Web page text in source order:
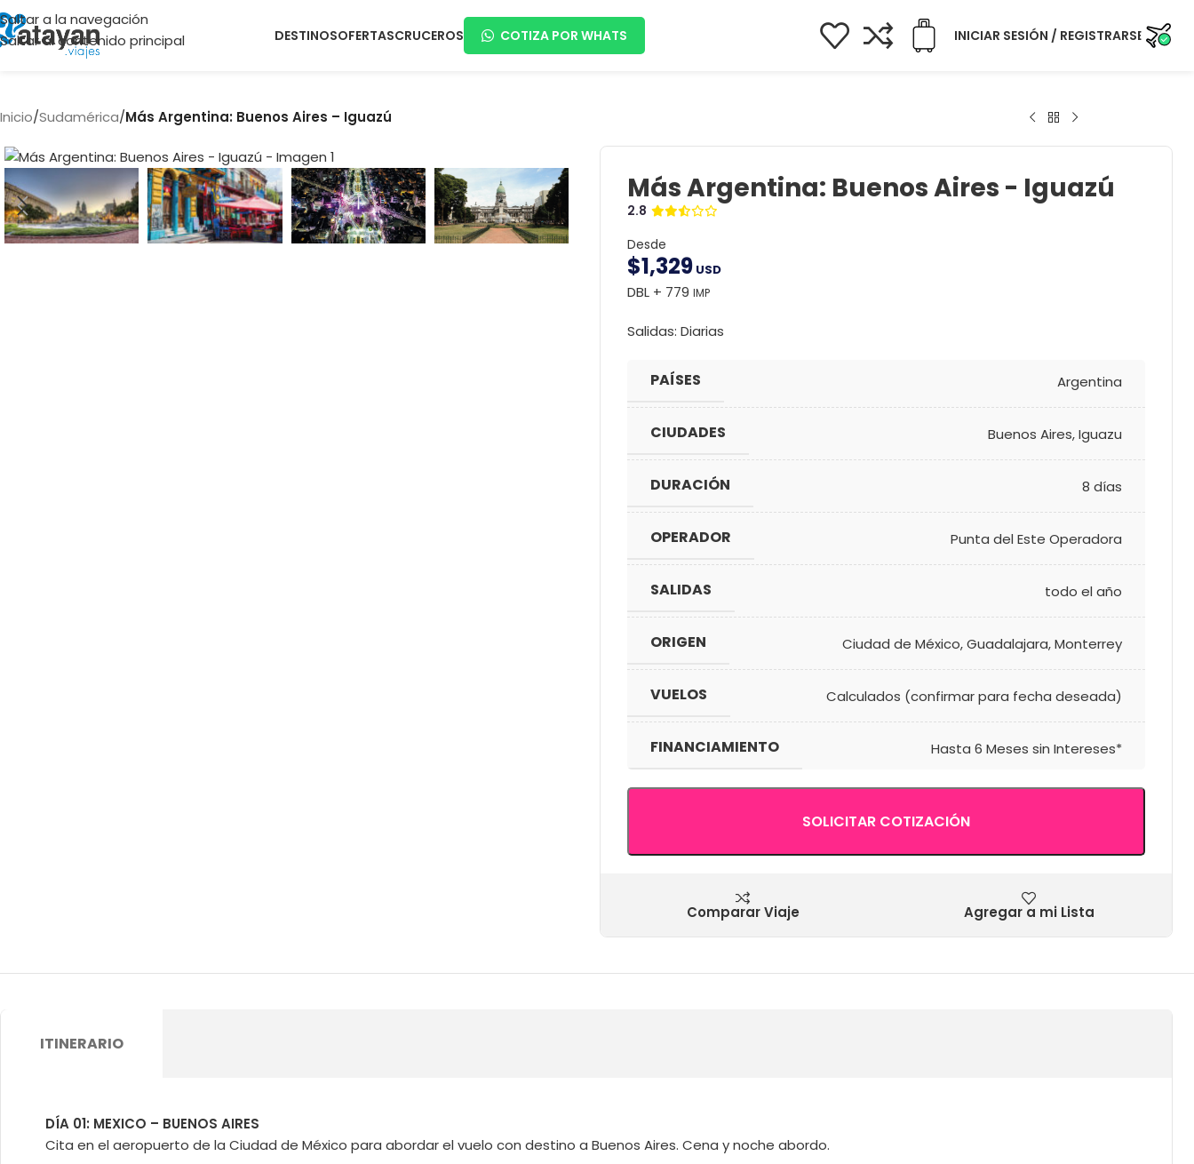
Saltar a la navegación
Saltar al contenido principal
DESTINOSOFERTASCRUCEROS COTIZA POR WHATS INICIAR SESIÓN / REGISTRARSE
Inicio/Sudamérica/Más Argentina: Buenos Aires – Iguazú
Más Argentina: Buenos Aires - Iguazú
2.8
Desde
$1,329 USD
DBL + 779 IMP
Salidas: Diarias
PAÍSES Argentina
CIUDADES Buenos Aires,Iguazu
DURACIÓN 8 días
OPERADOR Punta del Este Operadora
SALIDAS todo el año
ORIGEN Ciudad de México,Guadalajara,Monterrey
VUELOS Calculados (confirmar para fecha deseada)
FINANCIAMIENTO Hasta 6 Meses sin Intereses*
SOLICITAR COTIZACIÓN
Comparar Viaje Agregar a mi Lista
ITINERARIO
DÍA 01: MEXICO – BUENOS AIRES
Cita en el aeropuerto de la Ciudad de México para abordar el vuelo con destino a Buenos Aires. Cena y noche abordo.